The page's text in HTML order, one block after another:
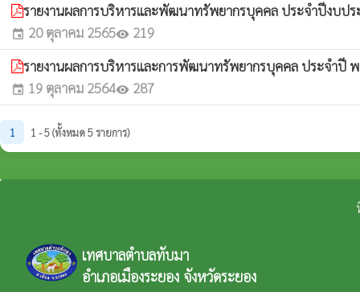
รายงานผลการบริหารและพัฒนาทรัพยากรบุคคล ประจำปีงบ
event 20 ตุลาคม 2565visibility 219
รายงานผลการบริหารและการพัฒนาทรัพยากรบุคคล ประจำปี
event 19 ตุลาคม 2564visibility 287
1 1 - 5 (ทั้งหมด 5 รายการ)
เทศบาลตำบลทับมา
อำเภอเมืองระยอง จังหวัดระยอง